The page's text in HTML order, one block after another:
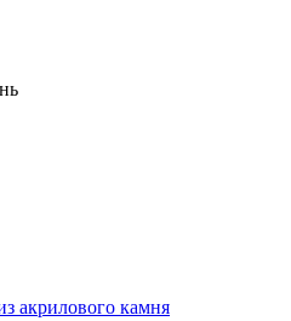
акрилового камня